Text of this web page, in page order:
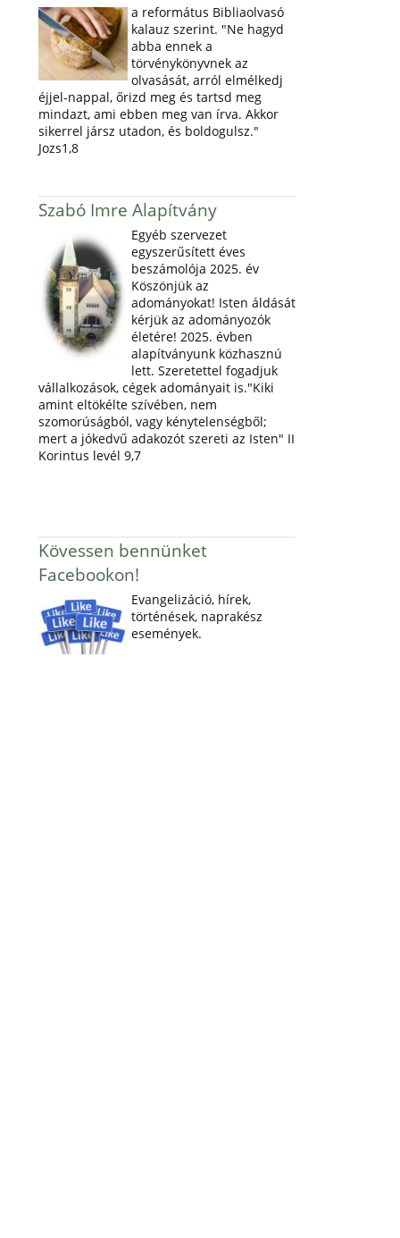
a református Bibliaolvasó
kalauz szerint. "Ne hagyd
abba ennek a
törvénykönyvnek az
olvasását, arról elmélkedj
éjjel-nappal, őrizd meg és tartsd meg
mindazt, ami ebben meg van írva. Akkor
sikerrel jársz utadon, és boldogulsz."
Jozs1,8
Szabó Imre Alapítvány
Egyéb szervezet
egyszerűsített éves
beszámolója 2025. év
Köszönjük az
adományokat! Isten áldását
kérjük az adományozók
életére! 2025. évben
alapítványunk közhasznú
lett. Szeretettel fogadjuk
vállalkozások, cégek adományait is."Kiki
amint eltökélte szívében, nem
szomorúságból, vagy kénytelenségből;
mert a jókedvű adakozót szereti az Isten" II
Korintus levél 9,7
Kövessen bennünket
Facebookon!
Evangelizáció, hírek,
történések, naprakész
események.